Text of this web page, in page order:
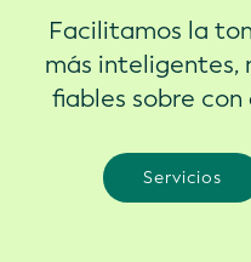
Facilitamos la
más inteligentes,
fiables sobre
Servicios